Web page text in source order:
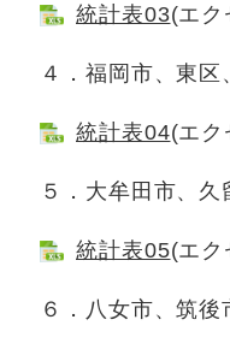
統計表03(エク
４．福岡市、東
統計表04(エク
５．大牟田市、
統計表05(エク
６．八女市、筑